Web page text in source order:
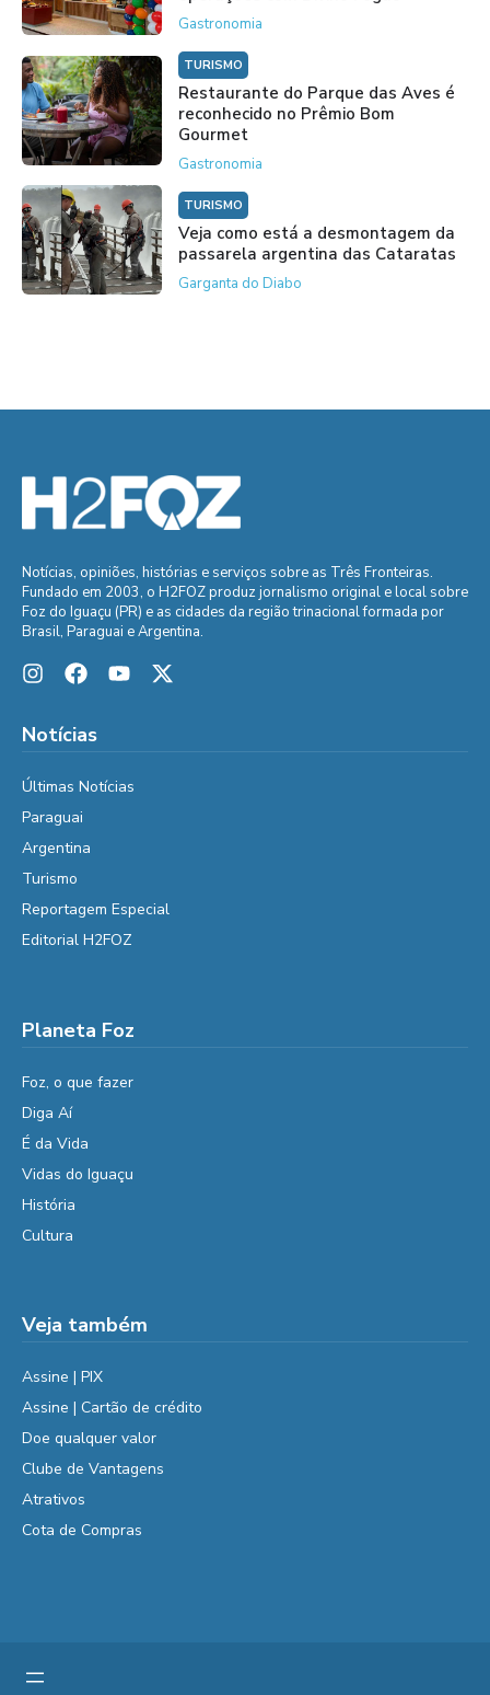
Gastronomia
TURISMO
Restaurante do Parque das Aves é
reconhecido no Prêmio Bom
Gourmet
Gastronomia
TURISMO
Veja como está a desmontagem da
passarela argentina das Cataratas
Garganta do Diabo
Notícias, opiniões, histórias e serviços sobre as Três Fronteiras.
Fundado em 2003, o H2FOZ produz jornalismo original e local sobre
Foz do Iguaçu (PR) e as cidades da região trinacional formada por
Brasil, Paraguai e Argentina.
Notícias
Últimas Notícias
Paraguai
Argentina
Turismo
Reportagem Especial
Editorial H2FOZ
Planeta Foz
Foz, o que fazer
Diga Aí
É da Vida
Vidas do Iguaçu
História
Cultura
Veja também
Assine | PIX
Assine | Cartão de crédito
Doe qualquer valor
Clube de Vantagens
Atrativos
Cota de Compras